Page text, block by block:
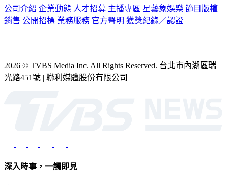
公司介紹 企業動態 人才招募 主播專區 星藝象娛樂 節目版權
銷售 公開招標 業務服務 官方聲明 獲獎紀錄／認證
2026 © TVBS Media Inc. All Rights Reserved. 台北市內湖區瑞
光路451號 | 聯利媒體股份有限公司
深入時事，一觸即見